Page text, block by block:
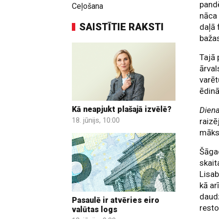
Ceļošana
SAISTĪTIE RAKSTI
Kā neapjukt plašajā izvēlē?
18. jūnijs, 10:00
Pasaulē ir atvēries eiro
valūtas logs
daļā
Tajā
kā